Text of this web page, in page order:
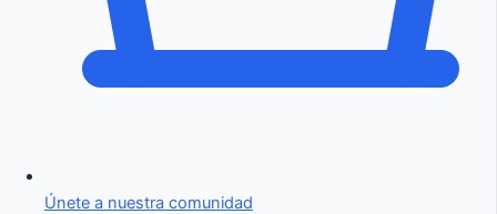
Únete a nuestra comunidad